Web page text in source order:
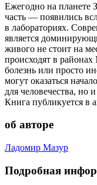
Ежегодно на планете
часть — появились
в лабораториях.
является
живого не стоит на
происходят в
болезнь или просто
могут оказаться
для человечества, но
Книга публикуется в
об авторе
Ладомир Мазур
Подробная